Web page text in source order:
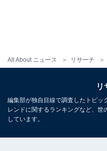
All About ニュース リサーチ
リ
編集部が独自目線で調査したトピッ
レンドに関するランキングなど、
しています。